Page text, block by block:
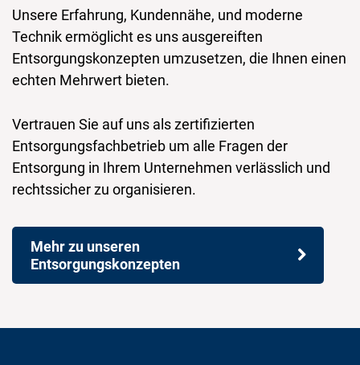
Unsere Erfahrung, Kundennähe, und moderne
Technik ermöglicht es uns ausgereiften
Entsorgungskonzepten umzusetzen, die Ihnen einen
echten Mehrwert bieten.
Vertrauen Sie auf uns als zertifizierten
Entsorgungsfachbetrieb um alle Fragen der
Entsorgung in Ihrem Unternehmen verlässlich und
rechtssicher zu organisieren.
Mehr zu unseren
Entsorgungskonzepten